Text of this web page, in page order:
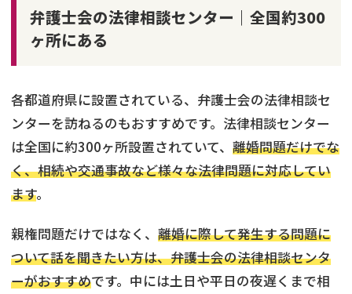
弁護士会の法律相談センター｜全国約300
ヶ所にある
各都道府県に設置されている、弁護士会の法律相談セ
ンターを訪ねるのもおすすめです。法律相談センター
は全国に約300ヶ所設置されていて、 離婚問題だけでな
く、相続や交通事故など様々な法律問題に対応してい
ます。
親権問題だけではなく、 離婚に際して発生する問題に
ついて話を聞きたい方は、弁護士会の法律相談センタ
ーがおすすめです。中には土日や平日の夜遅くまで相